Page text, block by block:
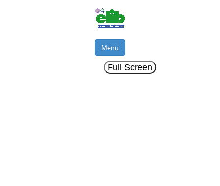
Menu
Full Screen